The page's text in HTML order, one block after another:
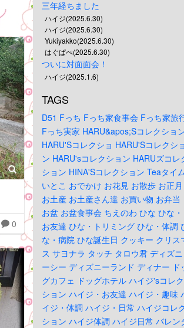
0
三年経ちました
ハイジ(2025.6.30)
ハイジ(2025.6.30)
Yukiyakko(2025.6.30)
はぐぱぺ(2025.6.30)
ついに対面面会！
ハイジ(2025.1.6)
TAGS
D51 Fっち Fっち家食事会 Fっち家旅
Fっち実家 HARU&apos;Sコレクショ
HARU'Sコレクショ HARU'Sコレクショ
ン HARU'sコレクション HARUズコレ
ション HINA'Sコレクション Teaタイ
いとこ おでかけ お花見 お散歩 お正月
お土産 お土産さん達 お買い物 お弁当
お盆 お盆食事会 ちえのわ ひな ひな・
お友達 ひな・トリミング ひな・体調
な・病院 ひな誕生日 クッキー クリス
ス サヨナラ タッチ タロウ君 ディズニ
ーシー ディズニーランド ディナー ド
グカフェ ドッグホテル ハイジ'sコレク
ション ハイジ・お友達 ハイジ・趣味
イジ・体調 ハイジ・日常 ハイジコレ
ション ハイジ体調 ハイジ日常 バレン